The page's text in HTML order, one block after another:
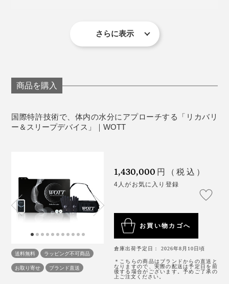
マットは丸めてケースに収納し、どこにでも持ち運べる
サイズ。モバイルバッテリーにも適応し、同時にスマホ
ちます。
水の形は見えないけれど、確かに変わっている。がぜん
普段は、夜中に1、２度目が覚めてしまうのですが、5日
目くらいから朝まで眠れるようになったのです。
夜中に目覚めるきっかけは、たいてい体のどこかに冷え
を感じることなのですが、『WOTT』を使うと、足先ま
でなんとなく温かい。『WOTT』そのものは熱を発しな
いのに、湯たんぽを入れるのを忘れても気にならないく
らいです。
WOTT専用グローブ1組
＜本体＞
出力周波数：50kHz ±5kHz
入力電流：500mA
防水仕様：IP67（ケーブル接続状態）
＜電極マット＞
サイズ：600×400mm
重量：800g
材質：TPU素材（ゴム製軟膏樹脂）
＜電極ケーブル＞
耐熱温度：105℃
さらに表示
商品を購入
国際特許技術で、体内の水分にアプローチする「リカバリ
ー＆スリープデバイス」｜WOTT
送料無料
ラッピング不可商品
お取り寄せ
ブランド直送
1,430,000 円（税込）
4人がお気に入り登録
お買い物カゴへ
倉庫出荷予定日： 2026年8月10日頃
＊こちらの商品はブランドからの直送と
なりますので、実際の配送は予定日を前
後する場合がございます。予めご了承の
上ご注文ください。